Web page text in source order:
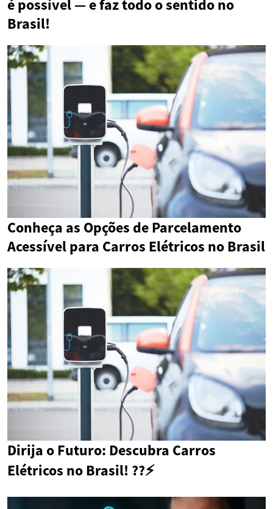
é possível — e faz todo o sentido no
Brasil!
Conheça as Opções de Parcelamento
Acessível para Carros Elétricos no Brasil
Dirija o Futuro: Descubra Carros
Elétricos no Brasil! ??⚡